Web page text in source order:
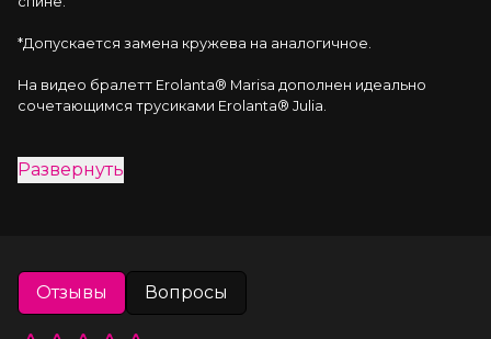
*Допускается замена кружева на аналогичное.
На видео бралетт Erolanta® Marisa дополнен идеально
сочетающимся трусиками Erolanta® Julia.
Развернуть
Отзывы Вопросы